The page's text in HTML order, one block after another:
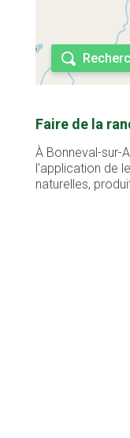
Faire de la
À Bonneval-sur-
l'application de
naturelles,